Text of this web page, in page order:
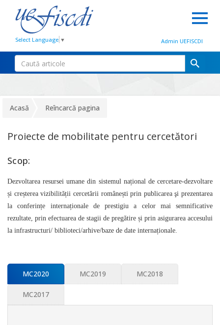
Select Language ▼ Admin UEFISCDI
Acasă Reîncarcă pagina
Proiecte de mobilitate pentru cercetători
Scop:
Dezvoltarea resursei umane din sistemul național de cercetare-dezvoltare
și creșterea vizibilității cercetării românești prin publicarea şi prezentarea
la conferințe internaționale de prestigiu a celor mai semnificative
rezultate, prin efectuarea de stagii de pregătire și prin asigurarea accesului
la infrastructuri/ biblioteci/arhive/baze de date internaționale.
MC2020 MC2019 MC2018
MC2017